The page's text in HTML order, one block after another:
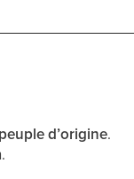
d’origine.